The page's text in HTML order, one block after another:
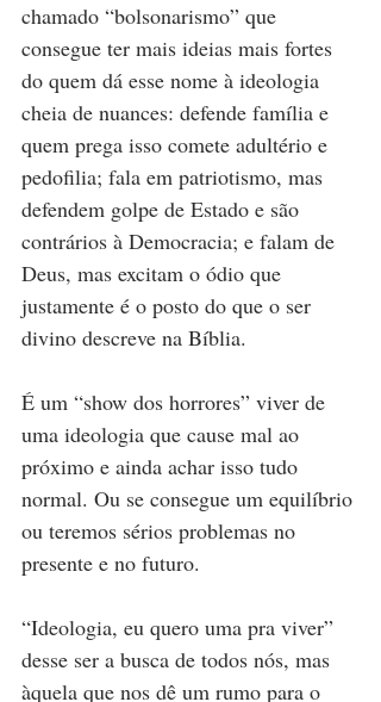
chamado “bolsonarismo” que
consegue ter mais ideias mais fortes
do quem dá esse nome à ideologia
cheia de nuances: defende família e
quem prega isso comete adultério e
pedofilia; fala em patriotismo, mas
defendem golpe de Estado e são
contrários à Democracia; e falam de
Deus, mas excitam o ódio que
justamente é o posto do que o ser
divino descreve na Bíblia.
É um “show dos horrores” viver de
uma ideologia que cause mal ao
próximo e ainda achar isso tudo
normal. Ou se consegue um equilíbrio
ou teremos sérios problemas no
presente e no futuro.
“Ideologia, eu quero uma pra viver”
desse ser a busca de todos nós, mas
àquela que nos dê um rumo para o